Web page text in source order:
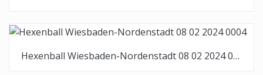
Hexenball Wiesbaden-Nordenstadt 08 02 2024 0004